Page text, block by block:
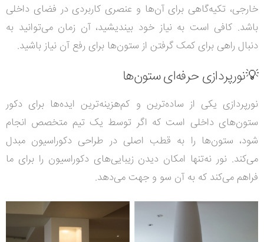
خارجی، تکیه‌گاهی برای آن‌ها و عنصری کاربردی در فضای داخلی
باشد. کافی است به نیاز خود بیندیشید، آن زمان می‌توانید به
دنبال راهی برای کمک گرفتن از ستون‌ها برای رفع آن نیاز باشید.
💡نورپردازی حرفه‌ای ستون‌ها
نورپردازی یکی از ساده‌ترین و کم‌هزینه‌ترین ایده‌ها برای دکور
ستون‌های داخلی است که اگر توسط یک تیم متخصص انجام
شود، ستون‌ها را به قطب اصلی در طراحی دکوراسیون مبدل
می‌کند. نور نه‌تنها امکان دیدن زیبایی‌های دکوراسیون را برای ما
فراهم می‌کند که به آن سو و جهت می‌دهد.